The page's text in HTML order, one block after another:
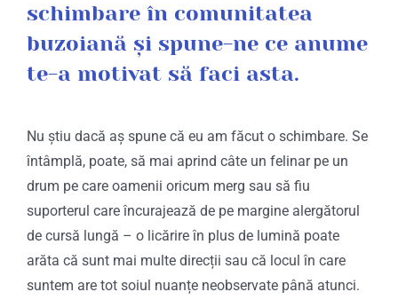
schimbare în comunitatea
buzoiană și spune-ne ce anume
te-a motivat să faci asta.
Nu știu dacă aș spune că eu am făcut o schimbare. Se
întâmplă, poate, să mai aprind câte un felinar pe un
drum pe care oamenii oricum merg sau să fiu
suporterul care încurajează de pe margine alergătorul
de cursă lungă – o licărire în plus de lumină poate
arăta că sunt mai multe direcții sau că locul în care
suntem are tot soiul nuanțe neobservate până atunci.